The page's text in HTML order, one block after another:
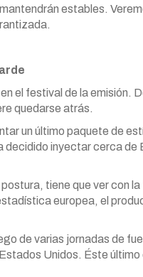
estables.
el festival de la emisión.
quedarse atrás.
un último paquete de
decidido inyectar cerca de
tiene que ver con
europea, el
de varias jornadas de
Unidos. Éste